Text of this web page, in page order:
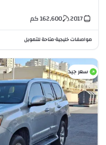
2017
162,600كم
مواصفات خليجية•متاحة للتمويل
سعر جيد